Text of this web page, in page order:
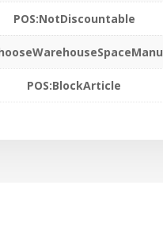
POS:NotDiscountable
POS:BlockArticle